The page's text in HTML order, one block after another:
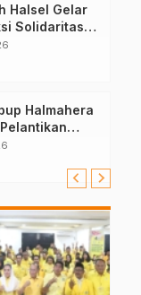
Halsel Gelar
Solidaritas
Halmahera
se-Kwarcab